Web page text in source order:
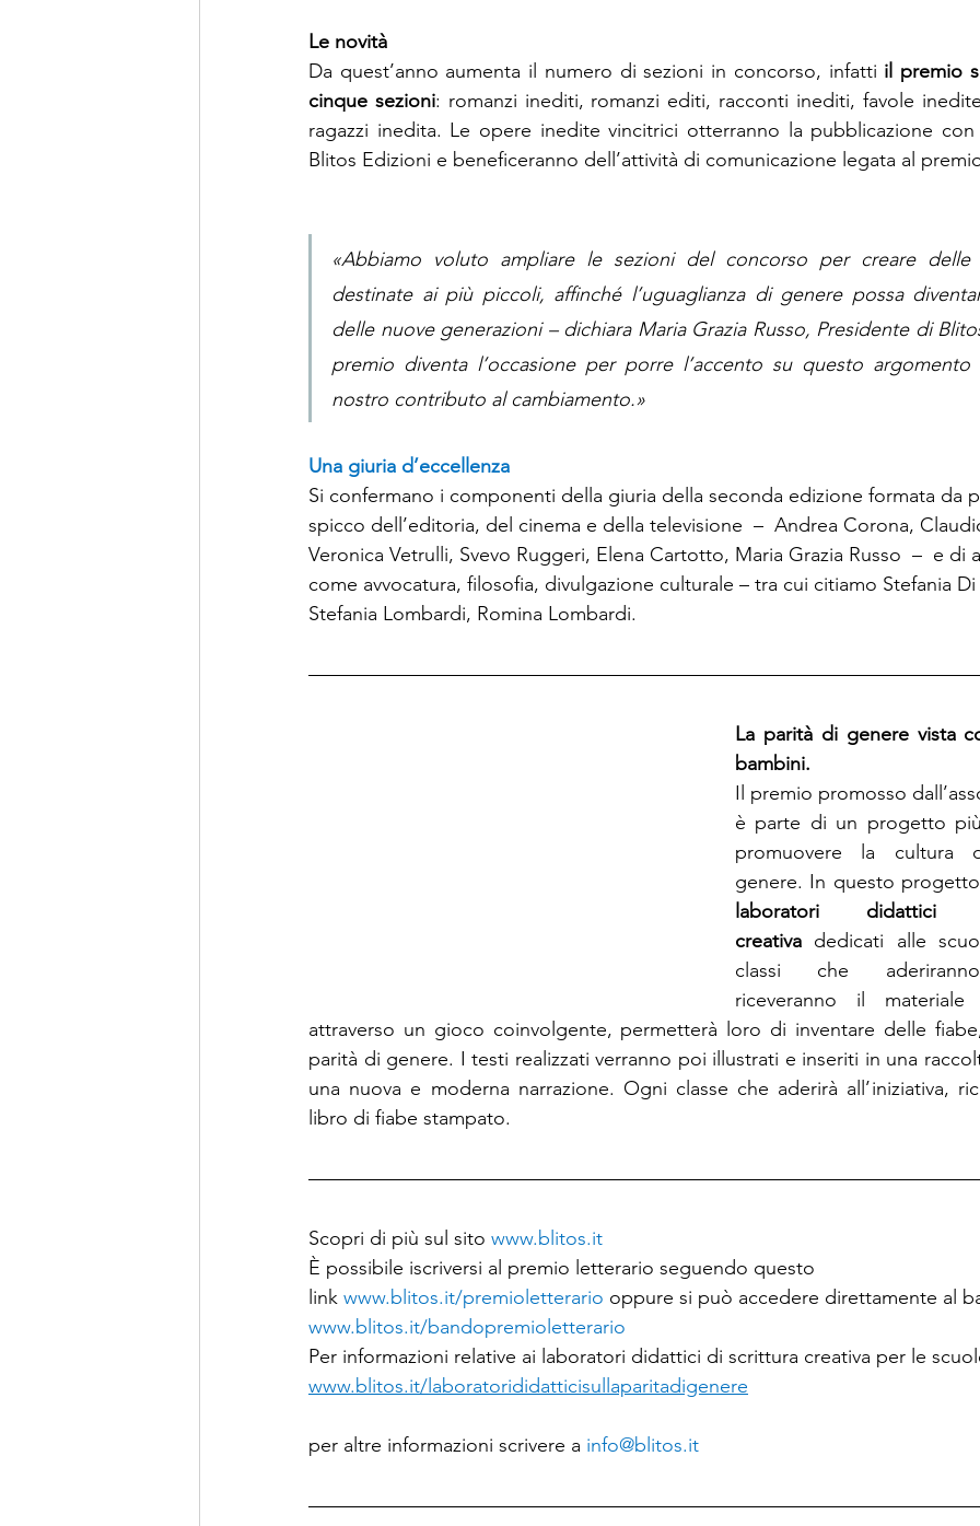
Le novità
Da quest’anno aumenta il numero di sezioni in concorso, infatti il premio
cinque sezioni: romanzi inediti, romanzi editi, racconti inediti, favole
ragazzi inedita. Le opere inedite vincitrici otterranno la pubblicazione
Blitos Edizioni e beneficeranno dell’attività di comunicazione legata al
«Abbiamo voluto ampliare le sezioni del concorso per creare delle
destinate ai più piccoli, affinché l’uguaglianza di genere possa
delle nuove generazioni – dichiara Maria Grazia Russo, Presidente di
premio diventa l’occasione per porre l’accento su questo
nostro contributo al cambiamento.»
Una giuria d’eccellenza
Si confermano i componenti della giuria della seconda edizione formata da
spicco dell’editoria, del cinema e della televisione  –  Andrea Corona,
Veronica Vetrulli, Svevo Ruggeri, Elena Cartotto, Maria Grazia Russo  –  e
come avvocatura, filosofia, divulgazione culturale – tra cui citiamo Stefania
Stefania Lombardi, Romina Lombardi.
La parità di genere vista
bambini.
Il premio promosso
è parte di un progetto
promuovere la cultura
laboratori
creativa dedicati alle
classi che aderiranno
riceveranno il
attraverso un gioco coinvolgente, permetterà loro di inventare delle
parità di genere. I testi realizzati verranno poi illustrati e inseriti in una
una nuova e moderna narrazione. Ogni classe che aderirà all’iniziativa,
libro di fiabe stampato.
Scopri di più sul sito www.blitos.it
È possibile iscriversi al premio letterario seguendo questo
link www.blitos.it/premioletterario oppure si può accedere direttamente al
www.blitos.it/bandopremioletterario
Per informazioni relative ai laboratori didattici di scrittura creativa per le
www.blitos.it/laboratorididatticisullaparitadigenere
per altre informazioni scrivere a info@blitos.it